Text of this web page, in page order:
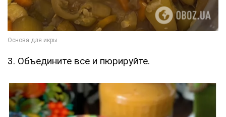
3. Объедините все и пюрируйте.